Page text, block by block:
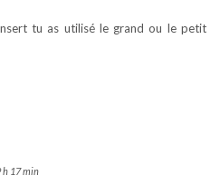
tu as utilisé le grand ou le petit
h 17 min